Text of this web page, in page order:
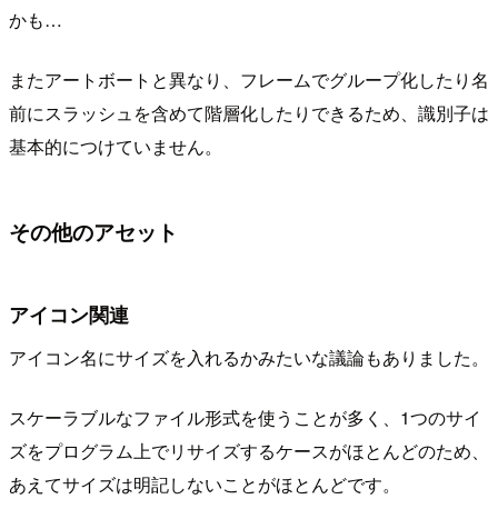
かも…
またアートボートと異なり、フレームでグループ化したり名
前にスラッシュを含めて階層化したりできるため、識別子は
基本的につけていません。
その他のアセット
アイコン関連
アイコン名にサイズを入れるかみたいな議論もありました。
スケーラブルなファイル形式を使うことが多く、1つのサイ
ズをプログラム上でリサイズするケースがほとんどのため、
あえてサイズは明記しないことがほとんどです。